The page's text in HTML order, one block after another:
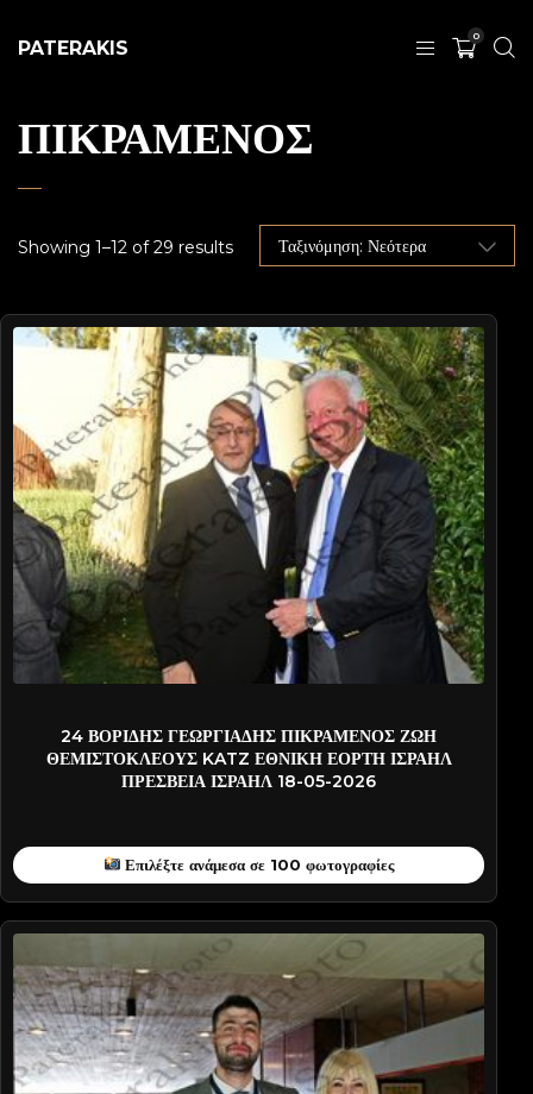
PATERAKIS
0
ΠΙΚΡΑΜΕΝΟΣ
Showing 1–12 of 29 results
24 ΒΟΡΙΔΗΣ ΓΕΩΡΓΙΑΔΗΣ ΠΙΚΡΑΜΕΝΟΣ ΖΩΗ
ΘΕΜΙΣΤΟΚΛΕΟΥΣ KATZ ΕΘΝΙΚΗ ΕΟΡΤΗ ΙΣΡΑΗΛ
ΠΡΕΣΒΕΙΑ ΙΣΡΑΗΛ 18-05-2026
Επιλέξτε ανάμεσα σε 100 φωτογραφίες